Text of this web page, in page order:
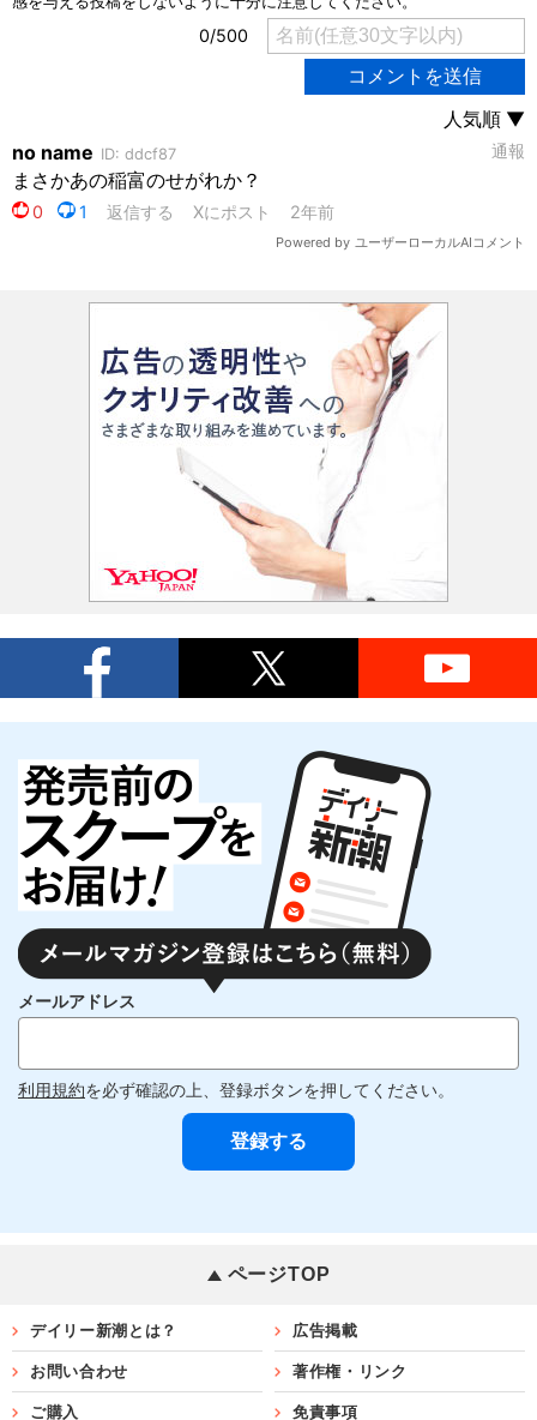
メールアドレス
利用規約を必ず確認の上、登録ボタンを押してください。
ページTOP
デイリー新潮とは？ 広告掲載
お問い合わせ 著作権・リンク
ご購入 免責事項